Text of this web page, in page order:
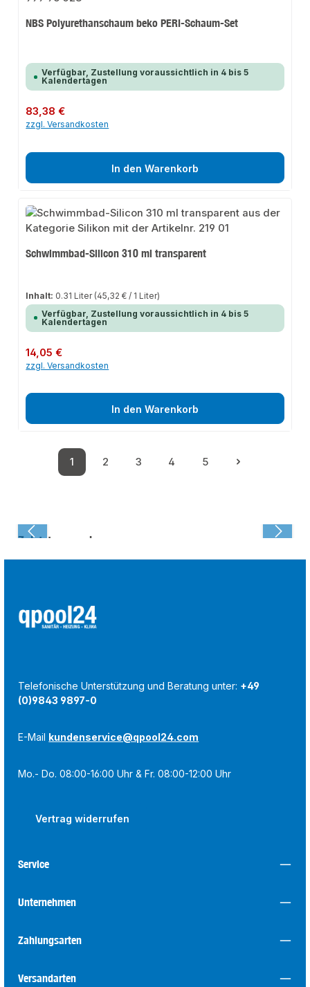
NBS Polyurethanschaum beko PERI-Schaum-Set
Verfügbar, Zustellung voraussichtlich in 4 bis 5
Kalendertagen
Regulärer Preis:
83,38 €
zzgl. Versandkosten
In den Warenkorb
Schwimmbad-Silicon 310 ml transparent
Inhalt: 0.31 Liter (45,32 € / 1 Liter)
Verfügbar, Zustellung voraussichtlich in 4 bis 5
Kalendertagen
Regulärer Preis:
14,05 €
zzgl. Versandkosten
In den Warenkorb
Seite
1
Seite
2
Seite
3
Seite
4
Seite
5
Zuletzt angesehen:
Telefonische Unterstützung und Beratung unter: +49
(0)9843 9897-0
E-Mail kundenservice@qpool24.com
Mo.- Do. 08:00-16:00 Uhr & Fr. 08:00-12:00 Uhr
Vertrag widerrufen
Service
Unternehmen
Zahlungsarten
Versandarten